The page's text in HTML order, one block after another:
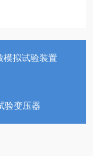
模拟试验装置
验变压器